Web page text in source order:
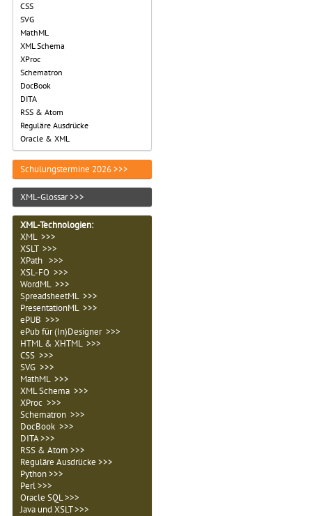
CSS
SVG
MathML
XML Schema
XProc
Schematron
DocBook
DITA
RSS & Atom
Reguläre Ausdrücke
Oracle & XML
Schulungstermine 2026 >>>
XML-Glossar >>>
XML-Technologien:
XML >>>
XSLT >>>
XPath >>>
XSL-FO >>>
WordML >>>
SpreadsheetML >>>
PresentationML >>>
ePUB >>>
ePub für (In)Designer >>>
HTML & XHTML >>>
CSS >>>
SVG >>>
MathML >>>
XML Schema >>>
XProc >>>
Schematron >>>
DocBook >>>
DITA >>>
RSS & Atom >>>
Reguläre Ausdrücke >>>
Python >>>
Perl >>>
Oracle SQL >>>
Java und XSLT >>>